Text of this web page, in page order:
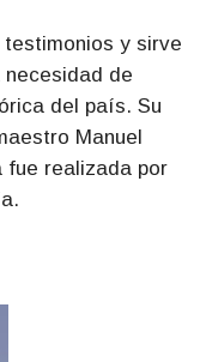
y sirve
de
del país. Su
Manuel
realizada por